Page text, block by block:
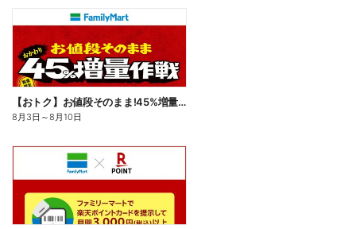
【おトク】お値段そのまま!45%増量作戦!
8月3日 ～8月10日